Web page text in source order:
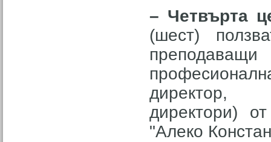
– Четвърта
(шест)
директор,
директори)
"Алеко